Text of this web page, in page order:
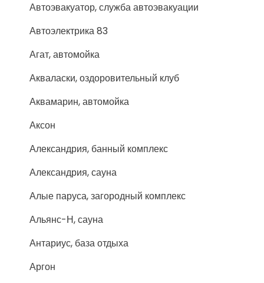
Автоэвакуатор, служба автоэвакуации
Автоэлектрика 83
Агат, автомойка
Акваласки, оздоровительный клуб
Аквамарин, автомойка
Аксон
Александрия, банный комплекс
Александрия, сауна
Алые паруса, загородный комплекс
Альянс-Н, сауна
Антариус, база отдыха
Аргон